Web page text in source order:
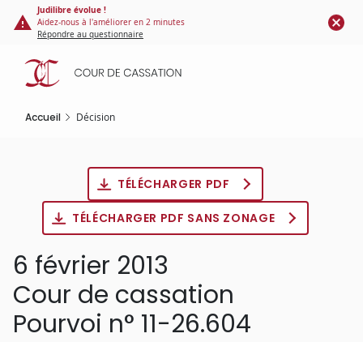
Panneau de gestion des cookies
contenu
principal
Judilibre évolue !
Aidez-nous à l'améliorer en 2 minutes
Répondre au questionnaire
Accueil Décision
TÉLÉCHARGER PDF
TÉLÉCHARGER PDF SANS ZONAGE
6 février 2013
Cour de cassation
Pourvoi n° 11-26.604